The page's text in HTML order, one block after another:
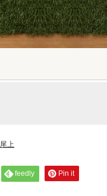
上
feedly Pin it